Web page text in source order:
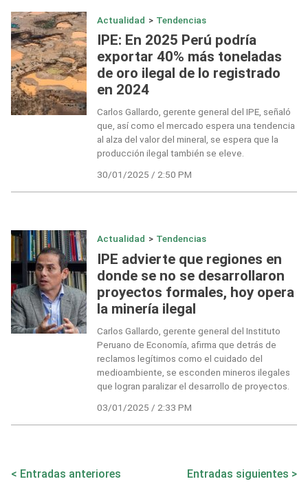
Actualidad > Tendencias
IPE: En 2025 Perú podría
exportar 40% más toneladas
de oro ilegal de lo registrado
en 2024
Carlos Gallardo, gerente general del IPE, señaló
que, así como el mercado espera una tendencia
al alza del valor del mineral, se espera que la
producción ilegal también se eleve.
30/01/2025 / 2:50 PM
Actualidad > Tendencias
IPE advierte que regiones en
donde se no se desarrollaron
proyectos formales, hoy opera
la minería ilegal
Carlos Gallardo, gerente general del Instituto
Peruano de Economía, afirma que detrás de
reclamos legítimos como el cuidado del
medioambiente, se esconden mineros ilegales
que logran paralizar el desarrollo de proyectos.
03/01/2025 / 2:33 PM
Navegación
Entradas anteriores Entradas siguientes